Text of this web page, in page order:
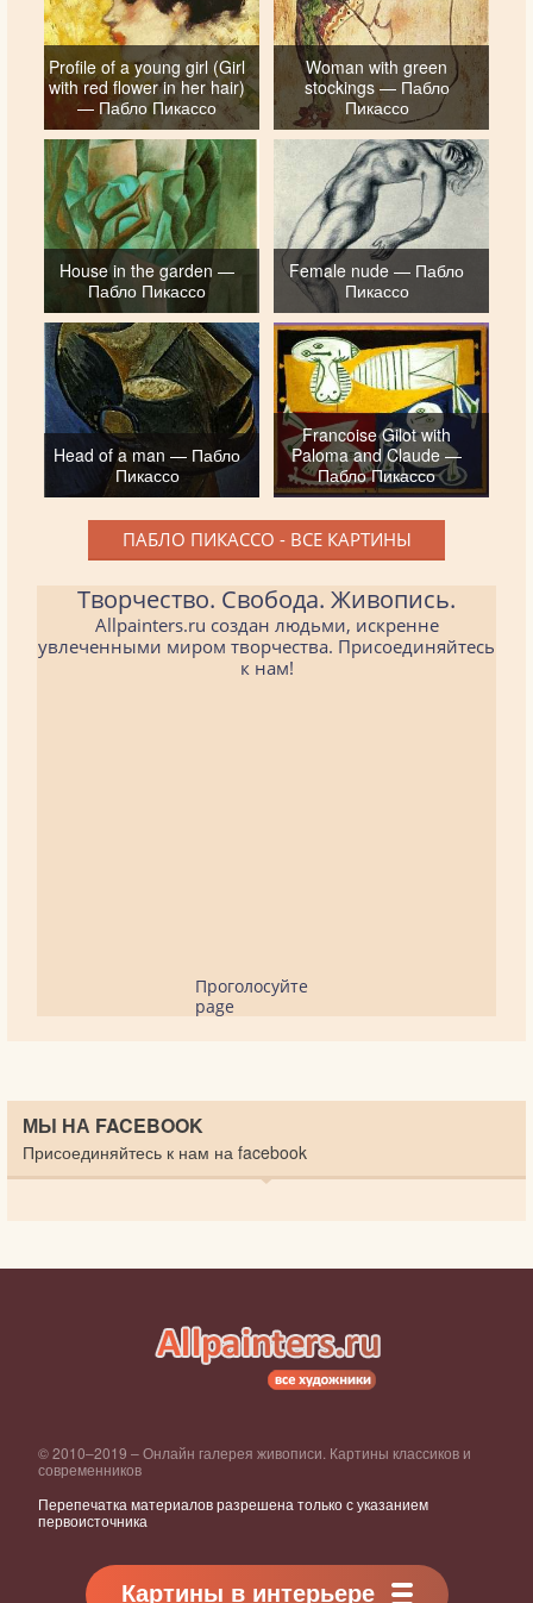
Profile of a young girl (Girl
with red flower in her hair)
— Пабло Пикассо
Woman with green
stockings — Пабло
Пикассо
House in the garden —
Пабло Пикассо
Female nude — Пабло
Пикассо
Head of a man — Пабло
Пикассо
Francoise Gilot with
Paloma and Claude —
Пабло Пикассо
ПАБЛО ПИКАССО - ВСЕ КАРТИНЫ
Творчество. Свобода. Живопись.
Allpainters.ru создан людьми, искренне
увлеченными миром творчества. Присоединяйтесь
к нам!
Проголосуйте
page
МЫ НА FACEBOOK
Присоединяйтесь к нам на facebook
© 2010–2019 – Онлайн галерея живописи. Картины классиков и
современников
Перепечатка материалов разрешена только с указанием
первоисточника
Картины в интерьере